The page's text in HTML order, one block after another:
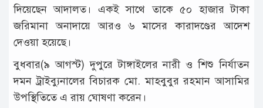
বিনোদন
খেলাধুলা
লাইফ
স্টাইল
দিয়েছেন আদালত। একই সাথে তাকে ৫০ হাজার টাকা
জরিমানা অনাদায়ে আরও ৬ মাসের কারাদণ্ডের আদেশ
দেওয়া হয়েছে।
বুধবার(৯ আগস্ট) দুপুরে টাঙ্গাইলের নারী ও শিশু নির্যাতন
দমন ট্রাইব্যুনালের বিচারক মো. মাহবুবুর রহমান আসামির
উপস্থিতিতে এ রায় ঘোষণা করেন।